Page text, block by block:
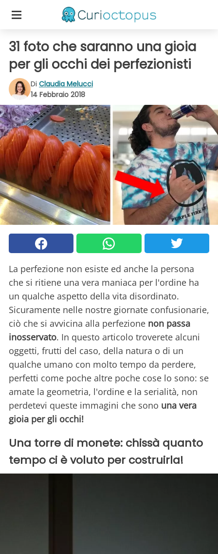
31 foto che saranno una gioia
per gli occhi dei perfezionisti
Di Claudia Melucci
14 Febbraio 2018
La perfezione non esiste ed anche la persona
che si ritiene una vera maniaca per l'ordine ha
un qualche aspetto della vita disordinato.
Sicuramente nelle nostre giornate confusionarie,
ciò che si avvicina alla perfezione non passa
inosservato. In questo articolo troverete alcuni
oggetti, frutti del caso, della natura o di un
qualche umano con molto tempo da perdere,
perfetti come poche altre poche cose lo sono: se
amate la geometria, l'ordine e la serialità, non
perdetevi queste immagini che sono una vera
gioia per gli occhi!
Una torre di monete: chissà quanto
tempo ci è voluto per costruirla!